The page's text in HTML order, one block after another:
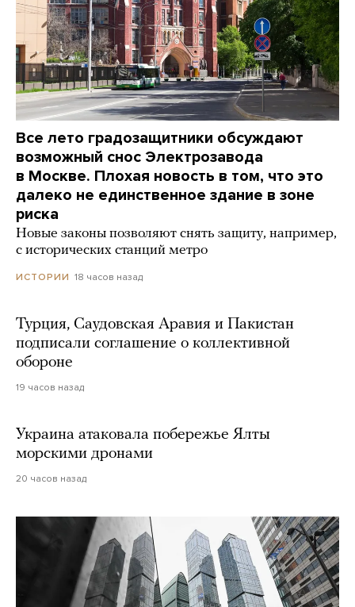
Все лето градозащитники обсуждают
возможный снос Электрозавода
в Москве. Плохая новость в том, что это
далеко не единственное здание в зоне
риска
Новые законы позволяют снять защиту, например,
с исторических станций метро
ИСТОРИИ 18 часов назад
Турция, Саудовская Аравия и Пакистан
подписали соглашение о коллективной
обороне
19 часов назад
Украина атаковала побережье Ялты
морскими дронами
20 часов назад